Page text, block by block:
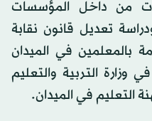
من داخل المؤسسات
تعديل قانون نقابة
بالمعلمين في الميدان
وزارة التربية والتعليم
التعليم في الميدان.